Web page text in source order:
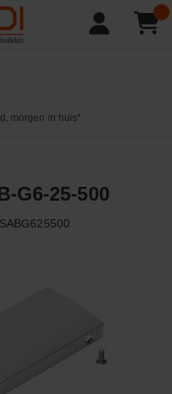
morgen in huis*
G6-25-500